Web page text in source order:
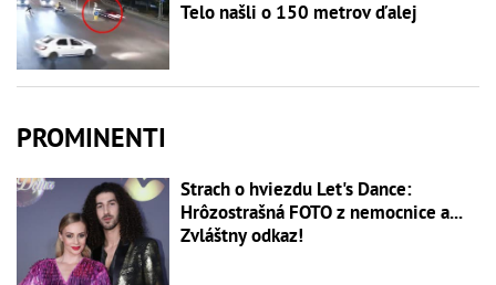
Telo našli o 150 metrov ďalej
PROMINENTI
Strach o hviezdu Let's Dance:
Hrôzostrašná FOTO z nemocnice a...
Zvláštny odkaz!